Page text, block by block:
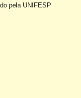
pela UNIFESP